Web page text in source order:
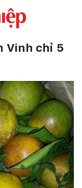
Vinh chỉ 5